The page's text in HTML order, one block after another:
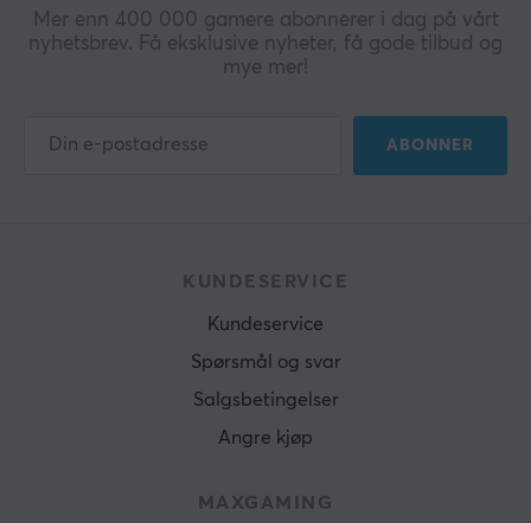
Mer enn 400 000 gamere abonnerer i dag på vårt
nyhetsbrev. Få eksklusive nyheter, få gode tilbud og
mye mer!
ABONNER
KUNDESERVICE
Kundeservice
Spørsmål og svar
Salgsbetingelser
Angre kjøp
MAXGAMING